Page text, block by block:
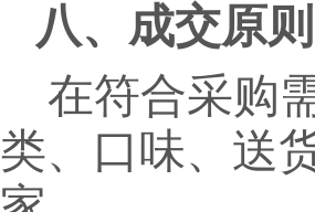
八、成交原则
在符合采购
类、 口味、 送